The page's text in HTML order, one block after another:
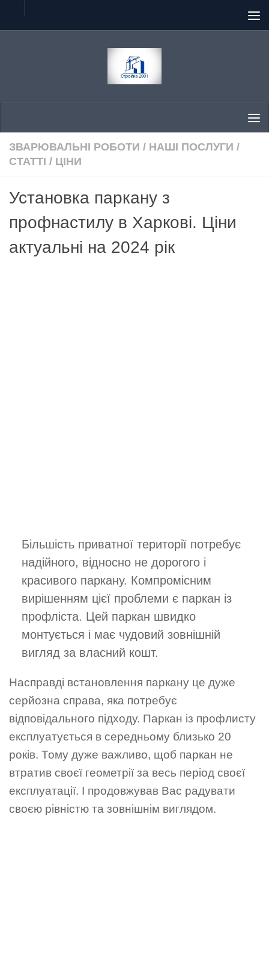
Skip to content
ЗВАРЮВАЛЬНІ РОБОТИ / НАШІ ПОСЛУГИ /
СТАТТІ / ЦІНИ
Установка паркану з
профнастилу в Харкові. Ціни
актуальні на 2024 рік
Більшість приватної території потребує
надійного, відносно не дорогого і
красивого паркану. Компромісним
вирішенням цієї проблеми є паркан із
профліста. Цей паркан швидко
монтується і має чудовий зовнішній
вигляд за власний кошт.
Насправді встановлення паркану це дуже
серйозна справа, яка потребує
відповідального підходу. Паркан із профлисту
експлуатується в середньому близько 20
років. Тому дуже важливо, щоб паркан не
втратив своєї геометрії за весь період своєї
експлуатації. І продовжував Вас радувати
своєю рівністю та зовнішнім виглядом.